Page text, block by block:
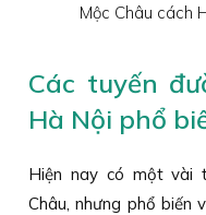
Mộc Châu cách
Các tuyến
Hà Nội phổ
Hiện nay có một vài
Châu, nhưng phổ biến